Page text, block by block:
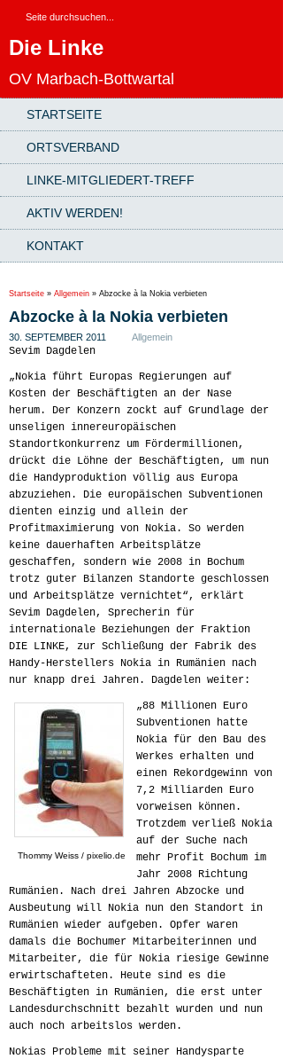
Die Linke
OV Marbach-Bottwartal
STARTSEITE
ORTSVERBAND
LINKE-MITGLIEDERT-TREFF
AKTIV WERDEN!
KONTAKT
Startseite » Allgemein » Abzocke à la Nokia verbieten
Abzocke à la Nokia verbieten
30. SEPTEMBER 2011 Allgemein
Sevim Dagdelen
„Nokia führt Europas Regierungen auf
Kosten der Beschäftigten an der Nase
herum. Der Konzern zockt auf Grundlage der
unseligen innereuropäischen
Standortkonkurrenz um Fördermillionen,
drückt die Löhne der Beschäftigten, um nun
die Handyproduktion völlig aus Europa
abzuziehen. Die europäischen Subventionen
dienten einzig und allein der
Profitmaximierung von Nokia. So werden
keine dauerhaften Arbeitsplätze
geschaffen, sondern wie 2008 in Bochum
trotz guter Bilanzen Standorte geschlossen
und Arbeitsplätze vernichtet“, erklärt
Sevim Dagdelen, Sprecherin für
internationale Beziehungen der Fraktion
DIE LINKE, zur Schließung der Fabrik des
Handy-Herstellers Nokia in Rumänien nach
nur knapp drei Jahren. Dagdelen weiter:
Thommy Weiss / pixelio.de
„88 Millionen Euro
Subventionen hatte
Nokia für den Bau des
Werkes erhalten und
einen Rekordgewinn von
7,2 Milliarden Euro
vorweisen können.
Trotzdem verließ Nokia
auf der Suche nach
mehr Profit Bochum im
Jahr 2008 Richtung
Rumänien. Nach drei Jahren Abzocke und
Ausbeutung will Nokia nun den Standort in
Rumänien wieder aufgeben. Opfer waren
damals die Bochumer Mitarbeiterinnen und
Mitarbeiter, die für Nokia riesige Gewinne
erwirtschafteten. Heute sind es die
Beschäftigten in Rumänien, die erst unter
Landesdurchschnitt bezahlt wurden und nun
auch noch arbeitslos werden.
Nokias Probleme mit seiner Handysparte